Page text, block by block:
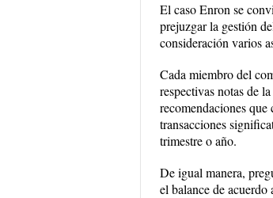
El caso Enron se
prejuzgar la gestión
consideración varios
Cada miembro del
respectivas notas de
recomendaciones que
transacciones
trimestre o año.
De igual manera,
el balance de acuerdo